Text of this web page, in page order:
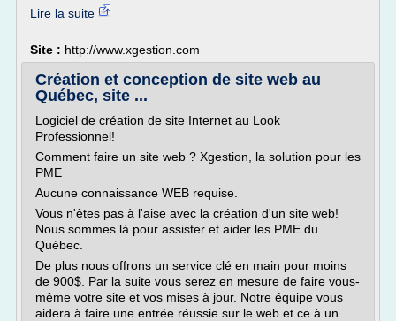
Lire la suite
Site : http://www.xgestion.com
Création et conception de site web au
Québec, site ...
Logiciel de création de site Internet au Look
Professionnel!
Comment faire un site web ? Xgestion, la solution pour les
PME
Aucune connaissance WEB requise.
Vous n'êtes pas à l'aise avec la création d'un site web!
Nous sommes là pour assister et aider les PME du
Québec.
De plus nous offrons un service clé en main pour moins
de 900$. Par la suite vous serez en mesure de faire vous-
même votre site et vos mises à jour. Notre équipe vous
aidera à faire une entrée réussie sur le web et ce à un